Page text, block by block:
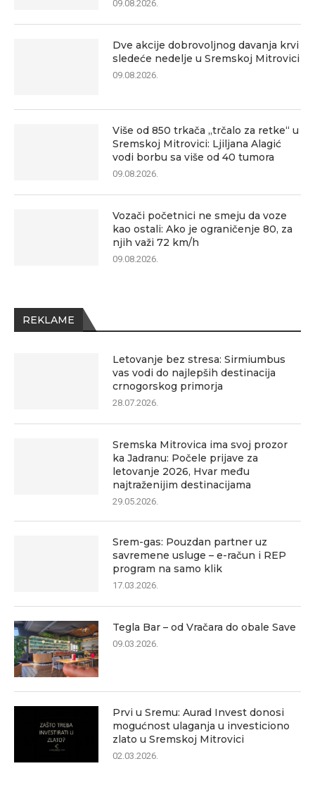
09.08.2026.
Dve akcije dobrovoljnog davanja krvi
sledeće nedelje u Sremskoj Mitrovici
09.08.2026.
Više od 850 trkača „trčalo za retke“ u
Sremskoj Mitrovici: Ljiljana Alagić
vodi borbu sa više od 40 tumora
09.08.2026.
Vozači početnici ne smeju da voze
kao ostali: Ako je ograničenje 80, za
njih važi 72 km/h
09.08.2026.
REKLAME
Letovanje bez stresa: Sirmiumbus
vas vodi do najlepših destinacija
crnogorskog primorja
28.07.2026.
Sremska Mitrovica ima svoj prozor
ka Jadranu: Počele prijave za
letovanje 2026, Hvar među
najtraženijim destinacijama
29.05.2026.
Srem-gas: Pouzdan partner uz
savremene usluge – e-račun i REP
program na samo klik
17.03.2026.
Tegla Bar – od Vračara do obale Save
09.03.2026.
Prvi u Sremu: Aurad Invest donosi
mogućnost ulaganja u investiciono
zlato u Sremskoj Mitrovici
02.03.2026.